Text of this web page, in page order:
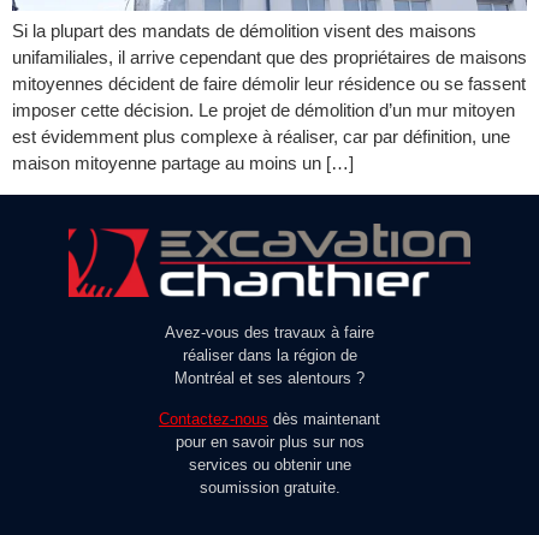
Si la plupart des mandats de démolition visent des maisons
unifamiliales, il arrive cependant que des propriétaires de maisons
mitoyennes décident de faire démolir leur résidence ou se fassent
imposer cette décision. Le projet de démolition d’un mur mitoyen
est évidemment plus complexe à réaliser, car par définition, une
maison mitoyenne partage au moins un […]
Avez-vous des travaux à faire
réaliser dans la région de
Montréal et ses alentours ?
Contactez-nous dès maintenant
pour en savoir plus sur nos
services ou obtenir une
soumission gratuite.